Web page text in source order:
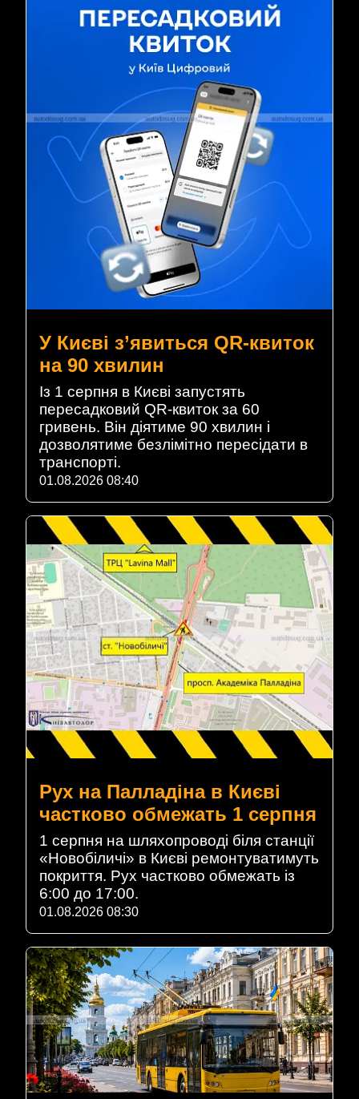
У Києві з’явиться QR-квиток
на 90 хвилин
Із 1 серпня в Києві запустять
пересадковий QR-квиток за 60
гривень. Він діятиме 90 хвилин і
дозволятиме безлімітно пересідати в
транспорті.
01.08.2026 08:40
Рух на Палладіна в Києві
частково обмежать 1 серпня
1 серпня на шляхопроводі біля станції
«Новобіличі» в Києві ремонтуватимуть
покриття. Рух частково обмежать із
6:00 до 17:00.
01.08.2026 08:30